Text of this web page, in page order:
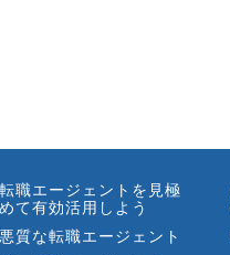
転職エージェントを見極
めて有効活用しよう
悪質な転職エージェント